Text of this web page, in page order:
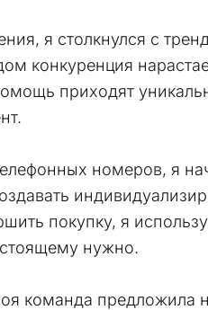
я столкнулся с
конкуренция
приходят
номеров, я
покупку, я
нужно.
команда предложила